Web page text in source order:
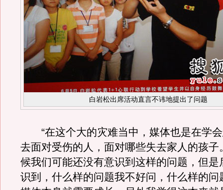
白岩松出席活动直言不讳地提出了问题
“在这个大的灾难当中，媒体也是在学会
去面对受伤的人，面对哪些失去家人的孩子
候我们可能还没有意识到这样的问题，但是
识到，什么样的问题我不好问，什么样的问